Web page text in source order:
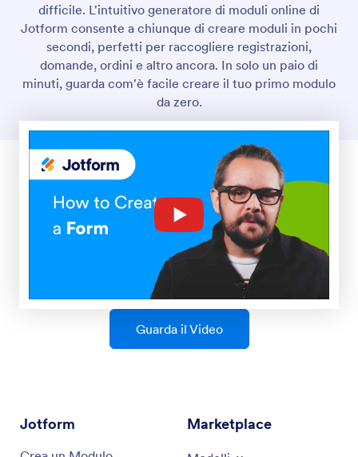
difficile. L'intuitivo generatore di moduli online di
Jotform consente a chiunque di creare moduli in pochi
secondi, perfetti per raccogliere registrazioni,
domande, ordini e altro ancora. In solo un paio di
minuti, guarda com'è facile creare il tuo primo modulo
da zero.
Guarda il Video
Jotform Marketplace